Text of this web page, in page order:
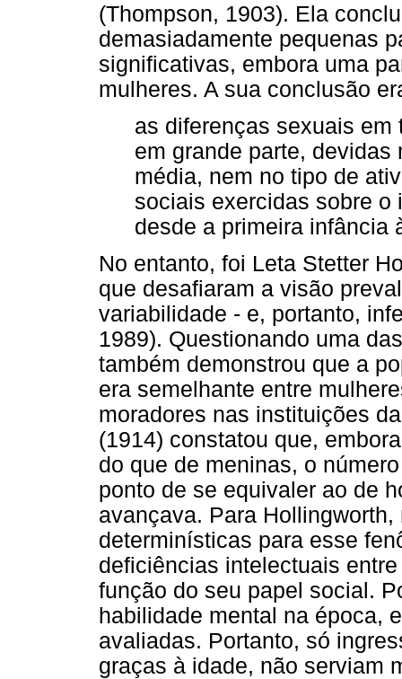
(Thompson, 1903). Ela
demasiadamente pequenas
significativas, embora uma
mulheres. A sua conclusão
as diferenças sexuais
em grande parte,
média, nem no tipo de
sociais exercidas sobre
desde a primeira infância
No entanto, foi Leta Stetter
que desafiaram a visão
variabilidade - e, portanto,
1989). Questionando uma
também demonstrou que a
era semelhante entre
moradores nas instituições
(1914) constatou que,
do que de meninas, o
ponto de se equivaler ao de
avançava. Para
determinísticas para esse
deficiências intelectuais
função do seu papel social.
habilidade mental na época,
avaliadas. Portanto, só
graças à idade, não serviam